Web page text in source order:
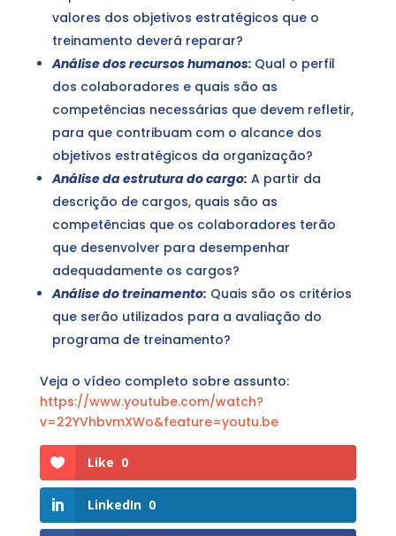
valores dos objetivos estratégicos que o
treinamento deverá reparar?
Análise dos recursos humanos: Qual o perfil
dos colaboradores e quais são as
competências necessárias que devem refletir,
para que contribuam com o alcance dos
objetivos estratégicos da organização?
Análise da estrutura do cargo: A partir da
descrição de cargos, quais são as
competências que os colaboradores terão
que desenvolver para desempenhar
adequadamente os cargos?
Análise do treinamento: Quais são os critérios
que serão utilizados para a avaliação do
programa de treinamento?
Veja o vídeo completo sobre assunto:
https://www.youtube.com/watch?
v=22YVhbvmXWo&feature=youtu.be
Like 0
LinkedIn 0